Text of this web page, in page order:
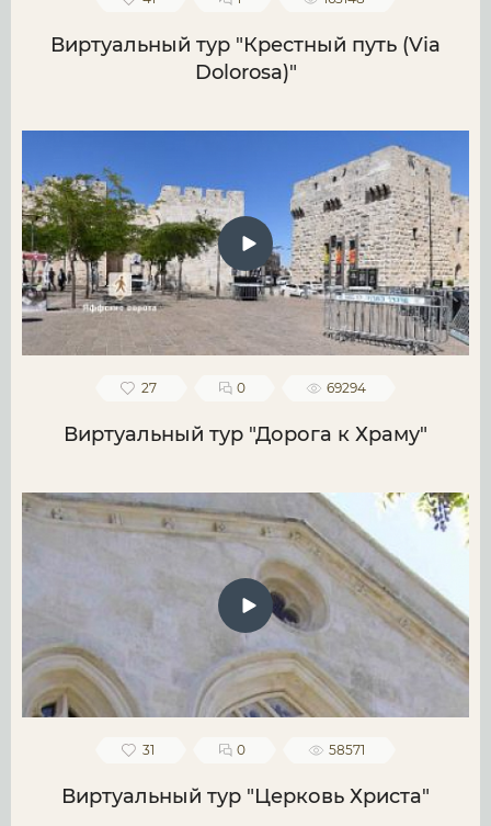
Виртуальный тур "Крестный путь (Via
Dolorosa)"
27 0 69294
Виртуальный тур "Дорога к Храму"
31 0 58571
Виртуальный тур "Церковь Христа"